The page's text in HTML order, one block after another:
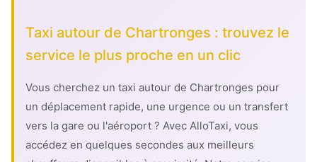
Taxi autour de Chartronges : trouvez le
service le plus proche en un clic
Vous cherchez un taxi autour de Chartronges pour
un déplacement rapide, une urgence ou un transfert
vers la gare ou l'aéroport ? Avec AlloTaxi, vous
accédez en quelques secondes aux meilleurs